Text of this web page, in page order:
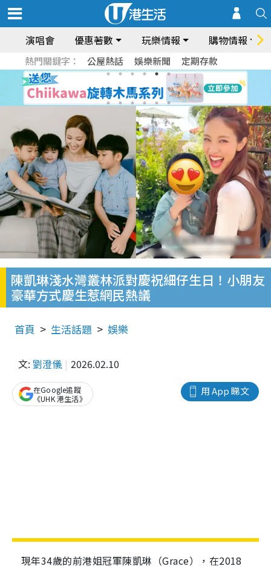
演唱會 優惠著數 玩樂情報 購物情報
熱門關鍵字： 公屋熱話 娛樂新聞 定期存款
陳凱琳淺水灣叢林派對慶祝細仔生日！小朋友
豪華方式慶生惹網民熱議
首頁 生活話題 娛樂
文: 劉澄儀 2026.02.10
用 App 睇文
在Google追蹤
《UHK 港生活》
現年34歲的前港姐冠軍陳凱琳（Grace），在2018